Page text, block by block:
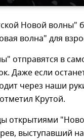
Новой волны"
волна" для
отправятся в
Даже если
через наши
Крутой.
открытиями
выступавший